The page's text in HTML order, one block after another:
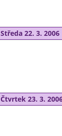
Středa 22. 3. 2006
Čtvrtek 23. 3.